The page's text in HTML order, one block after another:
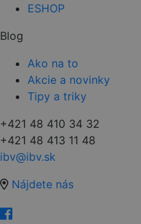
ESHOP
Blog
Ako na to
Akcie a novinky
Tipy a triky
+421 48 410 34 32
+421 48 413 11 48
ibv@ibv.sk
Nájdete nás